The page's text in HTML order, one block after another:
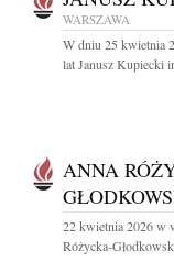
WARSZAWA
W dniu 25 kwietnia
lat Janusz Kupiecki
ANNA
22 kwietnia 2026 w
Różycka-